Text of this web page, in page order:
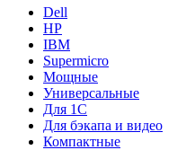
Dell
HP
IBM
Supermicro
Мощные
Универсальные
Для 1С
Для бэкапа и видео
Компактные